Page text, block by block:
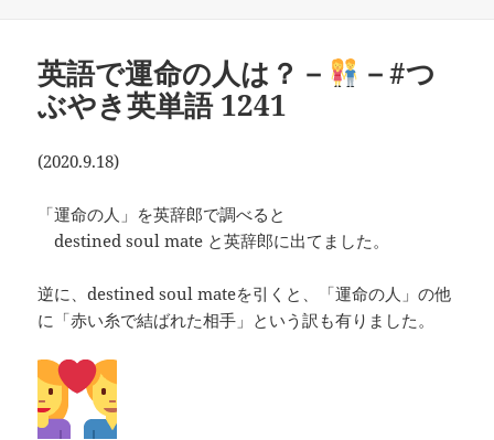
英語で運命の人は？－
－#つ
ぶやき英単語 1241
(2020.9.18)
「運命の人」を英辞郎で調べると
destined soul mate と英辞郎に出てました。
逆に、destined soul mateを引くと、「運命の人」の他
に「赤い糸で結ばれた相手」という訳も有りました。